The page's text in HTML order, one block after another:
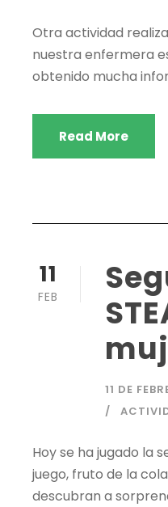
Otra actividad
nuestra enfermera
obtenido mucha
Read More
11
FEB
11 DE
Hoy se ha jugado la
juego, fruto de la
descubran a